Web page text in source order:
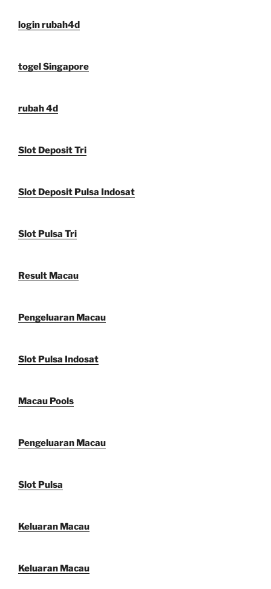
login rubah4d
togel Singapore
rubah 4d
Slot Deposit Tri
Slot Deposit Pulsa Indosat
Slot Pulsa Tri
Result Macau
Pengeluaran Macau
Slot Pulsa Indosat
Macau Pools
Pengeluaran Macau
Slot Pulsa
Keluaran Macau
Keluaran Macau